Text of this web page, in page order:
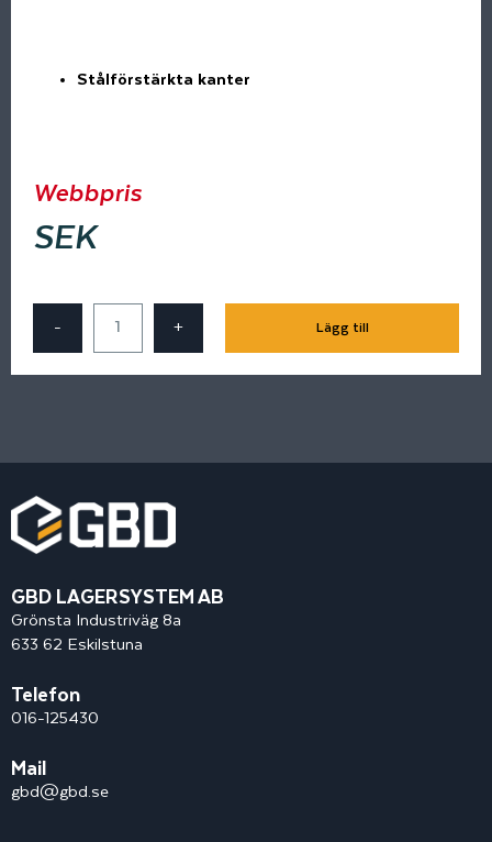
Stålförstärkta kanter
Webbpris
SEK
- + Lägg till
GBD LAGERSYSTEM AB
Grönsta Industriväg 8a
633 62 Eskilstuna
Telefon
016-125430
Mail
gbd@gbd.se